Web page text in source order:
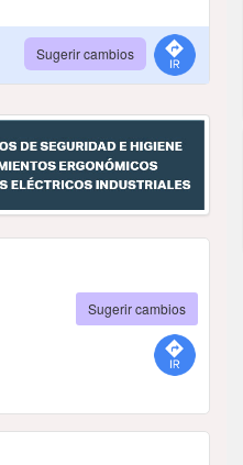
Sugerir cambios
Sugerir cambios